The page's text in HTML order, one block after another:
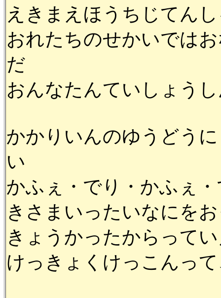
えきまえほうちじてん
おれたちのせかいでは
だ
おんなたんていしょう
かかりいんのゆうどう
い
かふぇ・でり・かふぇ
きさまいったいなにを
きょうかったからって
けっきょくけっこんっ